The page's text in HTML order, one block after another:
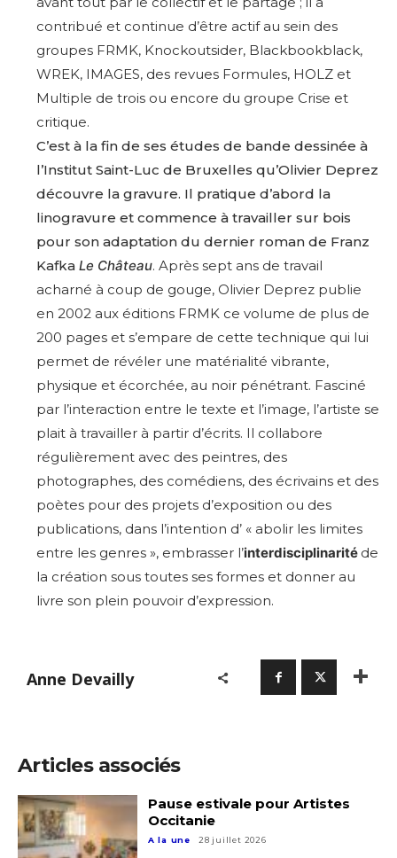
contribué et continue d’être actif au sein des
groupes FRMK, Knockoutsider, Blackbookblack,
WREK, IMAGES, des revues Formules, HOLZ et
Multiple de trois ou encore du groupe Crise et
critique.
C’est à la fin de ses études de bande dessinée à
l’Institut Saint-Luc de Bruxelles qu’Olivier Deprez
découvre la gravure. Il pratique d’abord la
linogravure et commence à travailler sur bois
pour son adaptation du dernier roman de Franz
Kafka Le Château. Après sept ans de travail
acharné à coup de gouge, Olivier Deprez publie
en 2002 aux éditions FRMK ce volume de plus de
200 pages et s’empare de cette technique qui lui
permet de révéler une matérialité vibrante,
physique et écorchée, au noir pénétrant. Fasciné
par l’interaction entre le texte et l’image, l’artiste se
plait à travailler à partir d’écrits. Il collabore
régulièrement avec des peintres, des
photographes, des comédiens, des écrivains et des
poètes pour des projets d’exposition ou des
publications, dans l’intention d’ « abolir les limites
entre les genres », embrasser l’interdisciplinarité de
la création sous toutes ses formes et donner au
livre son plein pouvoir d’expression.
Anne Devailly
Articles associés
Pause estivale pour Artistes
Occitanie
A la une 28 juillet 2026